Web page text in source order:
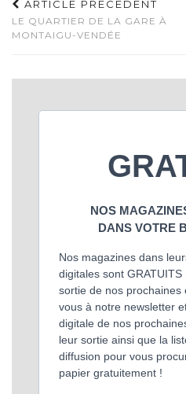
ARTICLE PRÉCÉDENT
LE QUARTIER DE LA GARE À
MONTAIGU-VENDÉE